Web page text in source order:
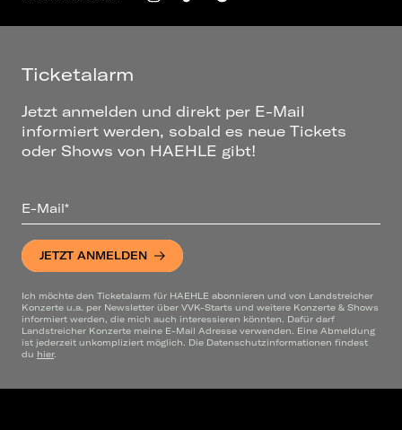
Ticketalarm
Jetzt anmelden und direkt per E-Mail
informiert werden, sobald es neue Tickets
oder Shows von HAEHLE gibt!
E-Mail*
JETZT ANMELDEN
Ich möchte den Ticketalarm für HAEHLE abonnieren und von Landstreicher
Konzerte u.a. per Newsletter über VVK-Starts und weitere Konzerte & Shows
informiert werden, die mich auch interessieren könnten. Dafür darf
Landstreicher Konzerte meine E-Mail Adresse verwenden. Eine Abmeldung
ist jederzeit unkompliziert möglich. Die Datenschutzinformationen findest
du hier.